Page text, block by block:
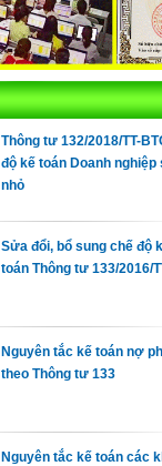
Thông tư 132/2018/TT-
độ kế toán Doanh nghiệp
nhỏ
Sửa đổi, bổ sung chế độ
toán Thông tư 133/2016/
Nguyên tắc kế toán nợ
theo Thông tư 133
Nguyên tắc kế toán các